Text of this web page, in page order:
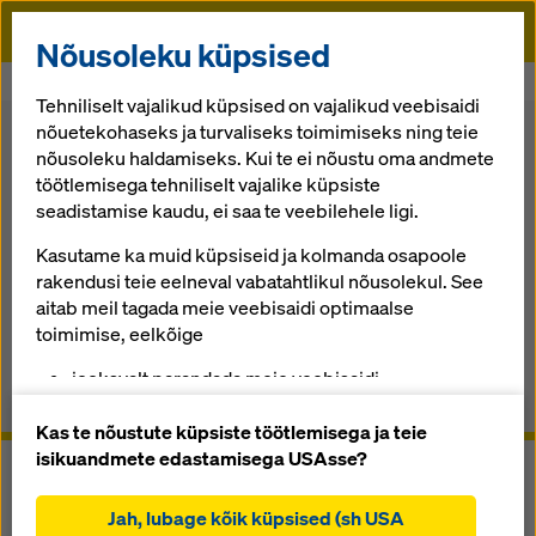
Doka
Roniraketise süsteem
Tagasi ülevaate juurde
Roniraketis MF240
Kraanaga teisaldatav roniraketis mistahes kuju ja
kõrgusega ehitistele
Nõusoleku küpsised
Tehniliselt vajalikud küpsised on vajalikud veebisaidi
nõuetekohaseks ja turvaliseks toimimiseks ning teie
nõusoleku haldamiseks. Kui te ei nõustu oma andmete
töötlemisega tehniliselt vajalike küpsiste
seadistamise kaudu, ei saa te veebilehele ligi.
Kasutame ka muid küpsiseid ja kolmanda osapoole
rakendusi teie eelneval vabatahtlikul nõusolekul. See
aitab meil tagada meie veebisaidi optimaalse
toimimise, eelkõige
jooksvalt parandada meie veebisaidi
küpsised),
hõlbustada sujuvat ostuprotsessi Doka veebipoe
küpsised),
Kas te nõustute küpsiste töötlemisega ja teie
isikuandmete edastamisega USAsse?
Jah, lubage kõik küpsised (sh USA